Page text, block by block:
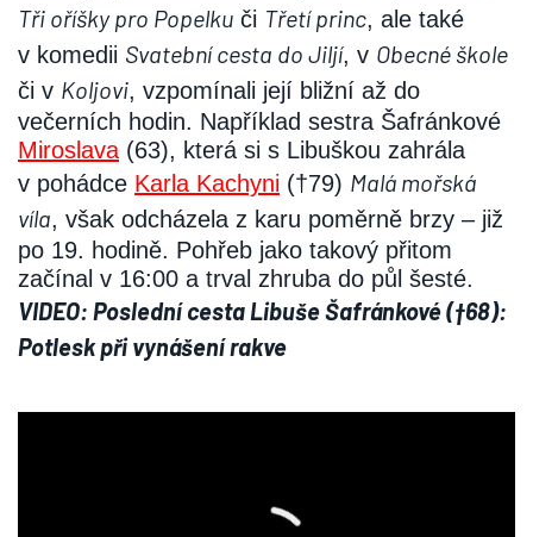
Tři oříšky pro Popelku či Třetí princ, ale také
v komedii Svatební cesta do Jiljí, v Obecné škole
či v Koljovi, vzpomínali její bližní až do
večerních hodin. Například sestra Šafránkové
Miroslava (63), která si s Libuškou zahrála
v pohádce Karla Kachyni (†79) Malá mořská
víla, však odcházela z karu poměrně brzy – již
po 19. hodině. Pohřeb jako takový přitom
začínal v 16:00 a trval zhruba do půl šesté.
VIDEO: Poslední cesta Libuše Šafránkové (†68):
Potlesk při vynášení rakve